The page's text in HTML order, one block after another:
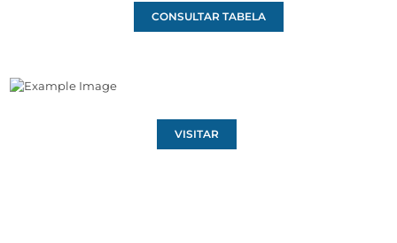
CONSULTAR TABELA
VISITAR